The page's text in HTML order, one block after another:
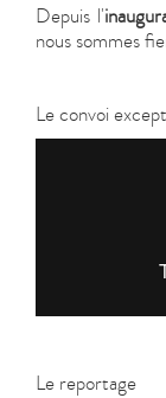
Depuis l'
nous sommes
Le convoi
Le reportage